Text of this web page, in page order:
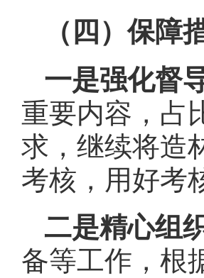
（四）保障
一是强化督
重要内容，占
求，继续将造
考核，用好考
二是精心组
备等工作，根